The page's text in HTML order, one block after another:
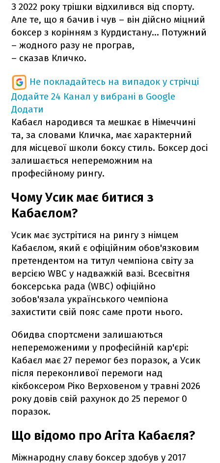
З 2022 року трішки відхилився від спорту.
Але те, що я бачив і чув – він дійсно міцний
боксер з корінням з Курдистану… Потужний
– жодного разу не програв,
– сказав Кличко.
Не покладайтесь на випадок у стрічці
Додайте 24 Канал у вибрані в Google
Додати
Кабаєл народився та мешкає в Німеччині
та, за словами Кличка, має характерний
для місцевої школи боксу стиль. Боксер досі
залишається непереможним на
професійному рингу.
Чому Усик має битися з
Кабаєлом?
Усик має зустрітися на рингу з німцем
Кабаєлом, який є офіційним обов'язковим
претендентом на титул чемпіона світу за
версією WBC у надважкій вазі. Всесвітня
боксерська рада (WBC) офіційно
зобов'язала українського чемпіона
захистити свій пояс саме проти нього.
Обидва спортсмени залишаються
непереможеними у професійній кар'єрі:
Кабаєл має 27 перемог без поразок, а Усик
після переконливої перемоги над
кікбоксером Ріко Верховеном у травні 2026
року довів свій рахунок до 25 перемог 0
поразок.
Що відомо про Агіта Кабаєля?
Міжнародну славу боксер здобув у 2017